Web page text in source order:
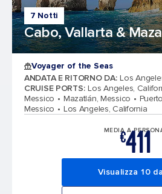
7 Notti
Cabo, Vallarta &
Voyager of the Seas
ANDATA E RITORNO DA: Los
CRUISE PORTS: Los Angeles,
Messico
Mazatlán, Messico
Messico
Los Angeles, California
MEDIA A
€411
Visualizza 10